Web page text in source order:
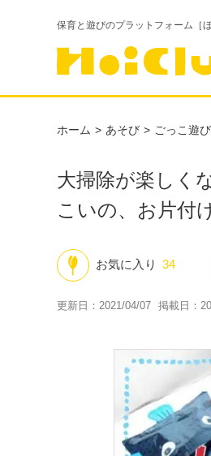
保育と遊びのプラットフォーム［
ホーム あそび ごっこ遊び
大掃除が楽しく
こいの、お片付
お気に入り 34
更新日：2021/04/07 掲載日：